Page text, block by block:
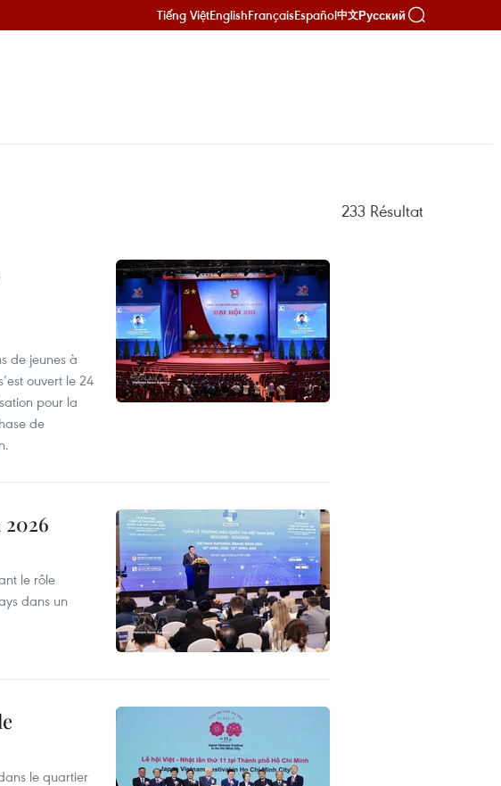
Tiếng ViệtEnglishFrançaisEspañol中文Русский
233 Résultat
de jeunes à
ouvert le 24
pour la
de
le rôle
dans un
le quartier